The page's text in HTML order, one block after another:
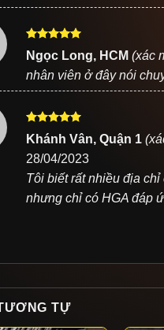
Được xếp
hạng
sao
Ngọc Long, HCM (xác
nhân viên ở đây nói
Được xếp
sao
Khánh Vân, Quận 1
28/04/2023
Tôi biết rất nhiều địa
nhưng chỉ có HGA đáp
TỰ